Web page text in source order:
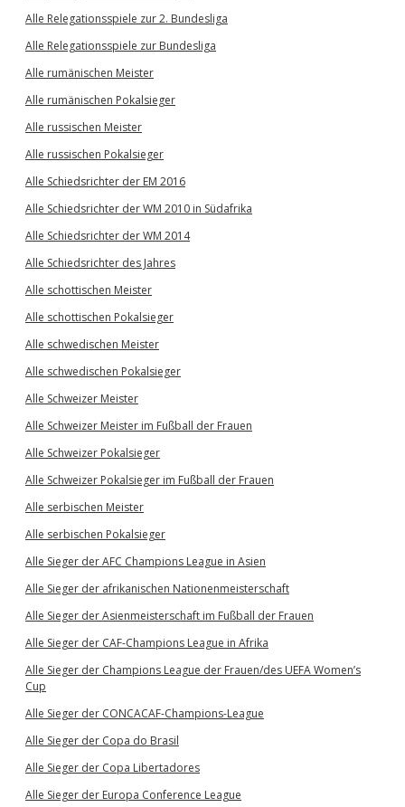
Alle Relegationsspiele zur 2. Bundesliga
Alle Relegationsspiele zur Bundesliga
Alle rumänischen Meister
Alle rumänischen Pokalsieger
Alle russischen Meister
Alle russischen Pokalsieger
Alle Schiedsrichter der EM 2016
Alle Schiedsrichter der WM 2010 in Südafrika
Alle Schiedsrichter der WM 2014
Alle Schiedsrichter des Jahres
Alle schottischen Meister
Alle schottischen Pokalsieger
Alle schwedischen Meister
Alle schwedischen Pokalsieger
Alle Schweizer Meister
Alle Schweizer Meister im Fußball der Frauen
Alle Schweizer Pokalsieger
Alle Schweizer Pokalsieger im Fußball der Frauen
Alle serbischen Meister
Alle serbischen Pokalsieger
Alle Sieger der AFC Champions League in Asien
Alle Sieger der afrikanischen Nationenmeisterschaft
Alle Sieger der Asienmeisterschaft im Fußball der Frauen
Alle Sieger der CAF-Champions League in Afrika
Alle Sieger der Champions League der Frauen/des UEFA Women’s
Cup
Alle Sieger der CONCACAF-Champions-League
Alle Sieger der Copa do Brasil
Alle Sieger der Copa Libertadores
Alle Sieger der Europa Conference League